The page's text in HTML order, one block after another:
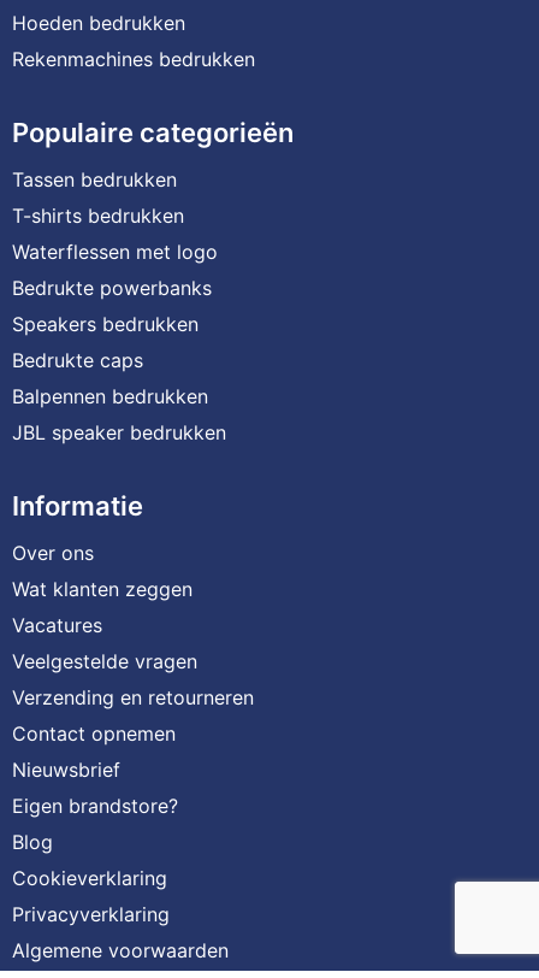
Hoeden bedrukken
Rekenmachines bedrukken
Populaire categorieën
Tassen bedrukken
T-shirts bedrukken
Waterflessen met logo
Bedrukte powerbanks
Speakers bedrukken
Bedrukte caps
Balpennen bedrukken
JBL speaker bedrukken
Informatie
Over ons
Wat klanten zeggen
Vacatures
Veelgestelde vragen
Verzending en retourneren
Contact opnemen
Nieuwsbrief
Eigen brandstore?
Blog
Cookieverklaring
Privacyverklaring
Algemene voorwaarden